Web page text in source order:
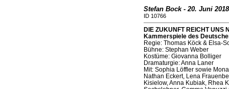
Stefan Bock - 20. Juni 2018
ID 10766
DIE ZUKUNFT REICHT UNS
Kammerspiele des
Regie: Thomas Köck & Elsa-
Bühne: Stephan Weber
Kostüme: Giovanna Bolliger
Dramaturgie: Anna Laner
Mit: Sophia Löffler sowie
Nathan Eckert, Lena
Kisielow, Anna Kubiak, Rhea